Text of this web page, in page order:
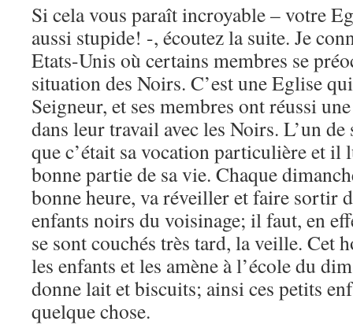
Si cela vous paraît incroyable – votre
aussi stupide! -, écoutez la suite. Je
Etats-Unis où certains membres se
situation des Noirs. C’est une Eglise
Seigneur, et ses membres ont réussi
dans leur travail avec les Noirs. L’un de
que c’était sa vocation particulière et il
bonne partie de sa vie. Chaque
bonne heure, va réveiller et faire sortir
enfants noirs du voisinage; il faut, en
se sont couchés très tard, la veille. Cet
les enfants et les amène à l’école du
donne lait et biscuits; ainsi ces petits
quelque chose.